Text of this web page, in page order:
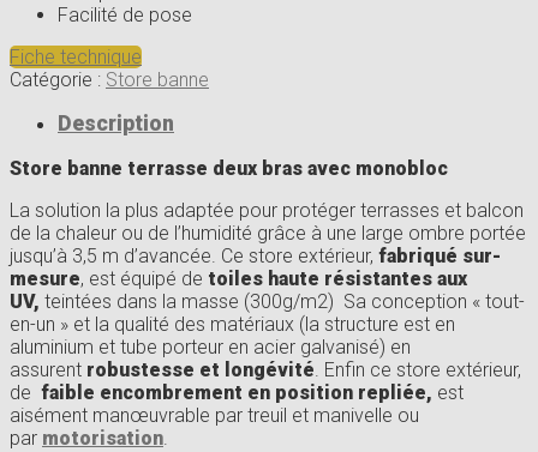
Facilité de pose
Fiche technique
Catégorie : Store banne
Description
Store banne terrasse deux bras avec monobloc
La solution la plus adaptée pour protéger terrasses et balcon
de la chaleur ou de l’humidité grâce à une large ombre portée
jusqu’à 3,5 m d’avancée. Ce store extérieur, fabriqué sur-
mesure, est équipé de toiles haute résistantes aux
UV, teintées dans la masse (300g/m2) Sa conception « tout-
en-un » et la qualité des matériaux (la structure est en
aluminium et tube porteur en acier galvanisé) en
assurent robustesse et longévité. Enfin ce store extérieur,
de faible encombrement en position repliée, est
aisément manœuvrable par treuil et manivelle ou
par motorisation.